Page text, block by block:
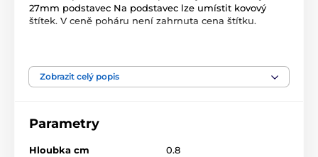
27mm podstavec Na podstavec lze umístit kovový
štítek. V ceně poháru není zahrnuta cena štítku.
Lukostřelba Dřevěné trofeje RW
Zobrazit celý popis
Parametry
Hloubka cm 0.8